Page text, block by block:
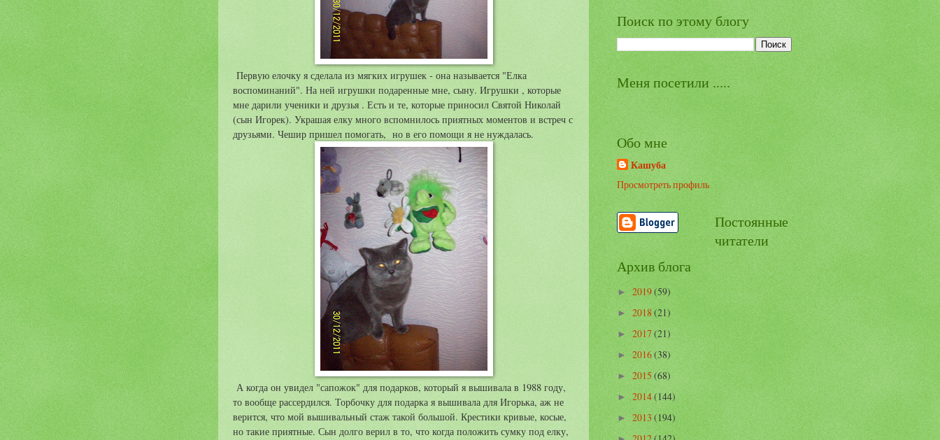
Первую елочку я сделала из мягких игрушек - она называется "Елка
воспоминаний". На ней игрушки подаренные мне, сыну. Игрушки , которые
мне дарили ученики и друзья . Есть и те, которые приносил Святой Николай
(сын Игорек). Украшая елку много вспомнилось приятных моментов и встреч с
друзьями. Чешир пришел помогать, но в его помощи я не нуждалась.
А когда он увидел "сапожок" для подарков, который я вышивала в 1988 году,
то вообще рассердился. Торбочку для подарка я вышивала для Игорька, аж не
верится, что мой вышивальный стаж такой большой. Крестики кривые, косые,
но такие приятные. Сын долго верил в то, что когда положить сумку под елку,
Поиск по этому блогу
Меня посетили .....
Обо мне
Кашуба
Просмотреть профиль
Архив блога
►2019(59)
►2018(21)
►2017(21)
►2016(38)
►2015(68)
►2014(144)
►2013(194)
Постоянные
читатели